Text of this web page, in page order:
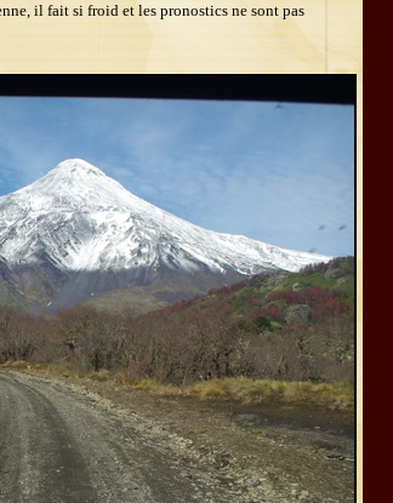
il fait si froid et les pronostics ne sont pas